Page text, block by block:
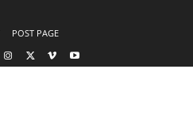
POST PAGE